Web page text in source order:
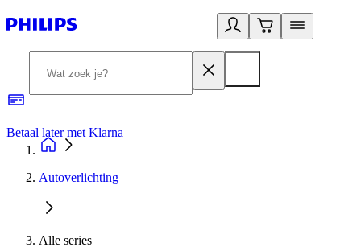
Betaal later met Klarna
Autoverlichting
Alle series